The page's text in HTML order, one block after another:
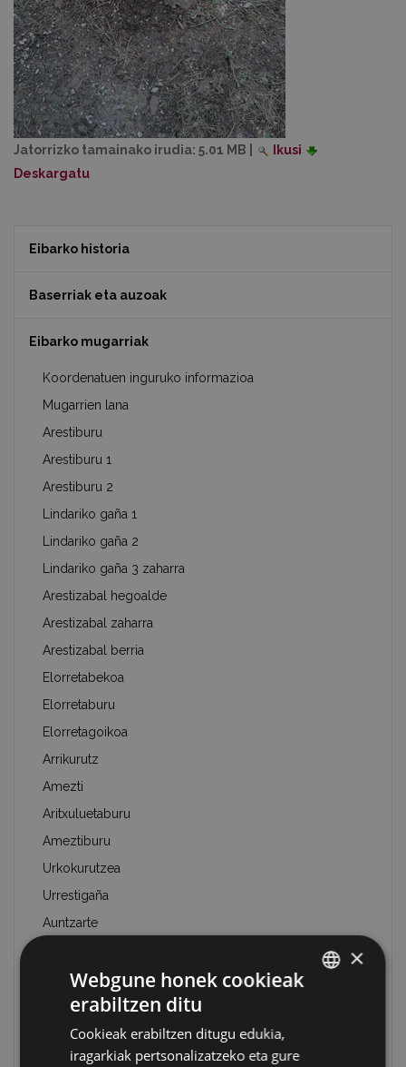
Jatorrizko tamainako irudia: 5.01 MB
Ikusi
Deskargatu
Eibarko historia
Baserriak eta auzoak
Eibarko mugarriak
Koordenatuen inguruko informazioa
Mugarrien lana
Arestiburu
Arestiburu 1
Arestiburu 2
Lindariko gaña 1
Lindariko gaña 2
Lindariko gaña 3 zaharra
Arestizabal hegoalde
Arestizabal zaharra
Arestizabal berria
Elorretabekoa
Elorretaburu
Elorretagoikoa
Arrikurutz
Amezti
Aritxuluetaburu
Ameztiburu
Urkokurutzea
Urrestigaña
Auntzarte
Zabaleta
Zabaleta 1
Zabaleta 2
Arraiza/Pagadibeltza
×
Webgune honek cookieak
erabiltzen ditu
Cookieak erabiltzen ditugu edukia,
iragarkiak pertsonalizatzeko eta gure